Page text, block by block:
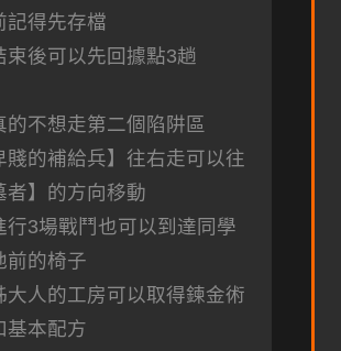
記得先存檔
束後可以先回據點3趟
的不想走第二個陷阱區
賤的補給兵】往右走可以往
者】的方向移動
行3場戰鬥也可以到達同學
前的椅子
人的工房可以取得鍊金術
基本配方